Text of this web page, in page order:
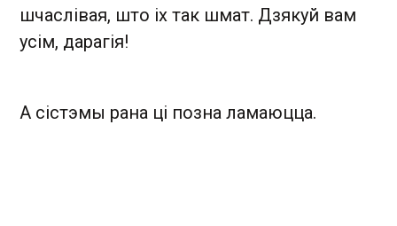
шчаслівая, што іх так шмат. Дзякуй вам
усім, дарагія!
А сістэмы рана ці позна ламаюцца.